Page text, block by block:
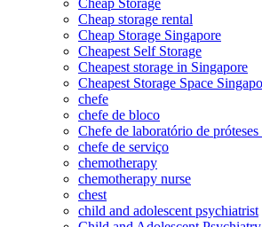
Cheap storage rental
Cheap Storage Singapore
Cheapest Self Storage
Cheapest storage in Singapore
Cheapest Storage Space
chefe
chefe de bloco
Chefe de laboratório de próteses
chefe de serviço
chemotherapy
chemotherapy nurse
chest
child and adolescent psychiatrist